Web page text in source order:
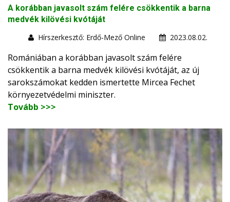
A korábban javasolt szám felére csökkentik a barna
medvék kilövési kvótáját
Hírszerkesztő: Erdő-Mező Online
2023.08.02.
Romániában a korábban javasolt szám felére
csökkentik a barna medvék kilövési kvótáját, az új
sarokszámokat kedden ismertette Mircea Fechet
környezetvédelmi miniszter.
Tovább >>>